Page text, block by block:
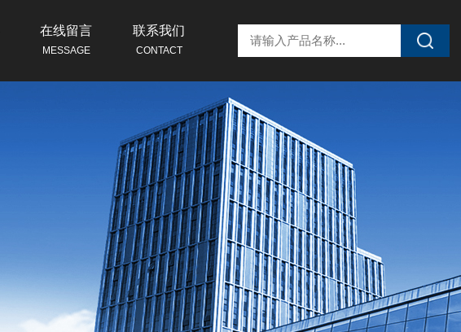
在线留言
MESSAGE
联系我们
CONTACT